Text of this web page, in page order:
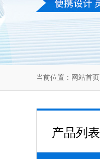
当前位置： 网站首页
产品列表